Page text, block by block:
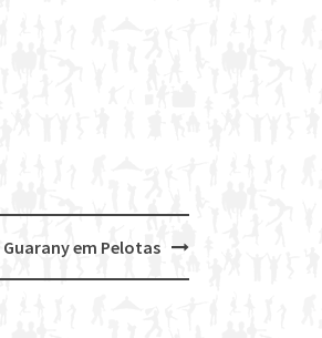
em Pelotas